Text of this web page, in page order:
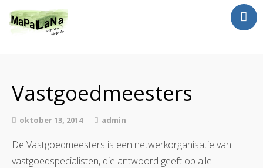
Netwerken en Partners
Opdrachten
Reizen
Contact
Vastgoedmeesters
oktober 13, 2014 admin
De Vastgoedmeesters is een netwerkorganisatie van
vastgoedspecialisten, die antwoord geeft op alle